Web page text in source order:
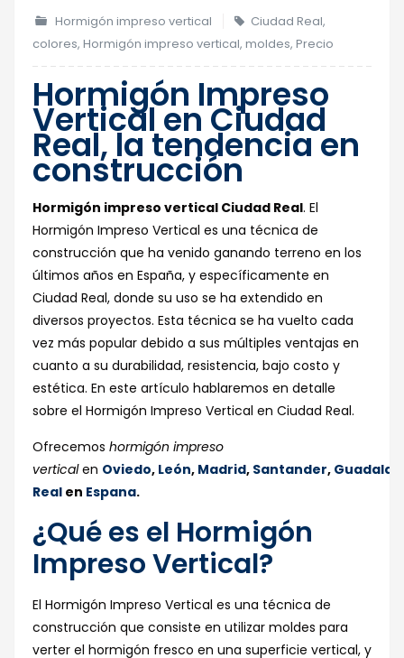
Hormigón impreso vertical Ciudad Real,
colores, Hormigón impreso vertical, moldes, Precio
Hormigón Impreso
Vertical en Ciudad
Real, la tendencia en
construcción
Hormigón impreso vertical Ciudad Real. El
Hormigón Impreso Vertical es una técnica de
construcción que ha venido ganando terreno en los
últimos años en España, y específicamente en
Ciudad Real, donde su uso se ha extendido en
diversos proyectos. Esta técnica se ha vuelto cada
vez más popular debido a sus múltiples ventajas en
cuanto a su durabilidad, resistencia, bajo costo y
estética. En este artículo hablaremos en detalle
sobre el Hormigón Impreso Vertical en Ciudad Real.
Ofrecemos hormigón impreso
verticalen Oviedo, León, Madrid, Santander,
Real en Espana.
¿Qué es el Hormigón
Impreso Vertical?
El Hormigón Impreso Vertical es una técnica de
construcción que consiste en utilizar moldes para
verter el hormigón fresco en una superficie vertical, y